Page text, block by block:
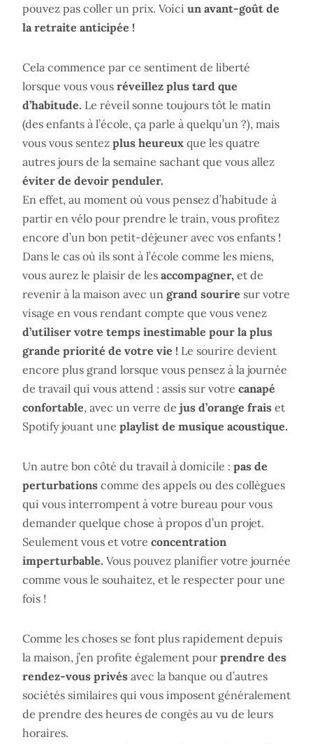
pouvez pas coller un prix. Voici un avant-goût de
la retraite anticipée !
Cela commence par ce sentiment de liberté
lorsque vous vous réveillez plus tard que
d’habitude. Le réveil sonne toujours tôt le matin
(des enfants à l’école, ça parle à quelqu’un ?), mais
vous vous sentez plus heureux que les quatre
autres jours de la semaine sachant que vous allez
éviter de devoir penduler.
En effet, au moment où vous pensez d’habitude à
partir en vélo pour prendre le train, vous profitez
encore d’un bon petit-déjeuner avec vos enfants !
Dans le cas où ils sont à l’école comme les miens,
vous aurez le plaisir de les accompagner, et de
revenir à la maison avec un grand sourire sur votre
visage en vous rendant compte que vous venez
d’utiliser votre temps inestimable pour la plus
grande priorité de votre vie ! Le sourire devient
encore plus grand lorsque vous pensez à la journée
de travail qui vous attend : assis sur votre canapé
confortable, avec un verre de jus d’orange frais et
Spotify jouant une playlist de musique acoustique.
Un autre bon côté du travail à domicile : pas de
perturbations comme des appels ou des collègues
qui vous interrompent à votre bureau pour vous
demander quelque chose à propos d’un projet.
Seulement vous et votre concentration
imperturbable. Vous pouvez planifier votre journée
comme vous le souhaitez, et le respecter pour une
fois !
Comme les choses se font plus rapidement depuis
la maison, j’en profite également pour prendre des
rendez-vous privés avec la banque ou d’autres
sociétés similaires qui vous imposent généralement
de prendre des heures de congés au vu de leurs
horaires.